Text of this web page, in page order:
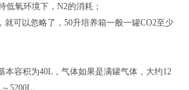
低氧环境下，N2的消耗；
就可以忽略了，50升培养箱一般一罐CO2至少
本容积为40L，气体如果是满罐气体，大约12
5200L。